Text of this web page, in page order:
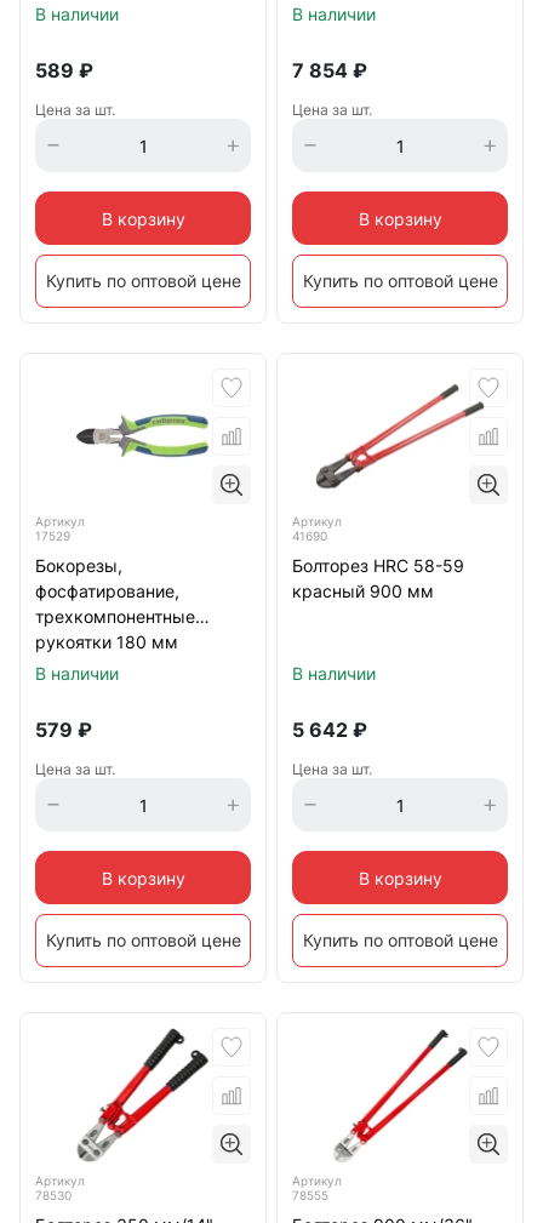
В наличии
589 ₽
Цена за шт.
В корзину
Купить по оптовой цене
В наличии
7 854 ₽
Цена за шт.
В корзину
Купить по оптовой цене
Артикул
17529
Бокорезы,
фосфатирование,
трехкомпонентные
рукоятки 180 мм
Сибртех
В наличии
579 ₽
Цена за шт.
В корзину
Купить по оптовой цене
Артикул
41690
Болторез HRC 58-59
красный 900 мм
В наличии
5 642 ₽
Цена за шт.
В корзину
Купить по оптовой цене
Артикул
78530
Артикул
78555